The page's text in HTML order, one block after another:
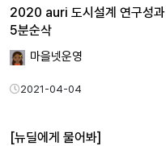
2020 auri 도시설계 연구성과
5분순삭
마을넷운영
2021-04-04
[뉴딜에게 물어봐]